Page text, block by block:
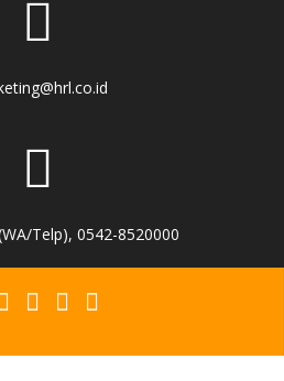
Telp), 0542-8520000